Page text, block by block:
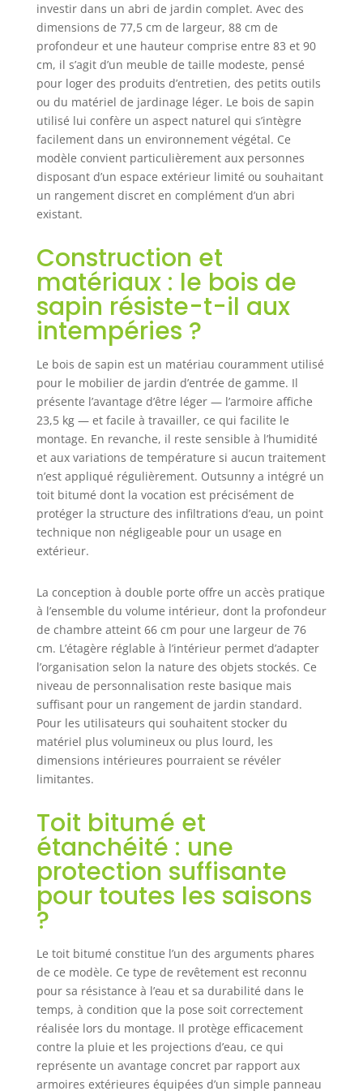
Meuble de
rangement en
bois équipée de 2
portes avec
loqueteaux
magnétiques et
poignées en
alliage
d'aluminium :
fermeture
impeccable,
possibilité
sécuriser vos
outils MODÈLE
RÉSISTANT AUX
INTEMPÉRIES :
Fabriqué en bois
de sapin massif
recouvert de
vernis et toit
incliné en
asphalte pour
protéger la remise
à outils de la
corrosion pendant
des années -
Conçue aussi bien
pour l'extérieur
que l'intérieur
83/90Hcm - Dim.
intérieure : 76L x
66l x 81H cm -
Charge max : 40kg
(étagère), 70kg
(Dessus)
investir dans un abri de jardin complet. Avec des
dimensions de 77,5 cm de largeur, 88 cm de
profondeur et une hauteur comprise entre 83 et 90
cm, il s’agit d’un meuble de taille modeste, pensé
pour loger des produits d’entretien, des petits outils
ou du matériel de jardinage léger. Le bois de sapin
utilisé lui confère un aspect naturel qui s’intègre
facilement dans un environnement végétal. Ce
modèle convient particulièrement aux personnes
disposant d’un espace extérieur limité ou souhaitant
un rangement discret en complément d’un abri
existant.
Construction et
matériaux : le bois de
sapin résiste-t-il aux
intempéries ?
Le bois de sapin est un matériau couramment utilisé
pour le mobilier de jardin d’entrée de gamme. Il
présente l’avantage d’être léger — l’armoire affiche
23,5 kg — et facile à travailler, ce qui facilite le
montage. En revanche, il reste sensible à l’humidité
et aux variations de température si aucun traitement
n’est appliqué régulièrement. Outsunny a intégré un
toit bitumé dont la vocation est précisément de
protéger la structure des infiltrations d’eau, un point
technique non négligeable pour un usage en
extérieur.
La conception à double porte offre un accès pratique
à l’ensemble du volume intérieur, dont la profondeur
de chambre atteint 66 cm pour une largeur de 76
cm. L’étagère réglable à l’intérieur permet d’adapter
l’organisation selon la nature des objets stockés. Ce
niveau de personnalisation reste basique mais
suffisant pour un rangement de jardin standard.
Pour les utilisateurs qui souhaitent stocker du
matériel plus volumineux ou plus lourd, les
dimensions intérieures pourraient se révéler
limitantes.
Toit bitumé et
étanchéité : une
protection suffisante
pour toutes les saisons
?
Le toit bitumé constitue l’un des arguments phares
de ce modèle. Ce type de revêtement est reconnu
pour sa résistance à l’eau et sa durabilité dans le
temps, à condition que la pose soit correctement
réalisée lors du montage. Il protège efficacement
contre la pluie et les projections d’eau, ce qui
représente un avantage concret par rapport aux
armoires extérieures équipées d’un simple panneau